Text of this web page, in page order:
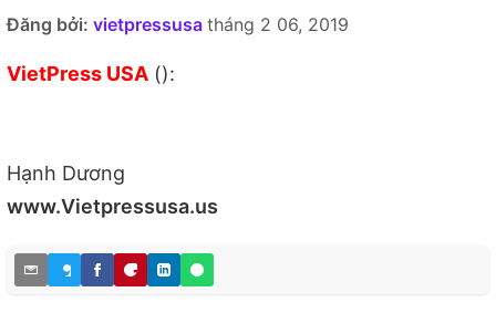
Đăng bởi: vietpressusa tháng 2 06, 2019
VietPress USA ():
Hạnh Dương
www.Vietpressusa.us